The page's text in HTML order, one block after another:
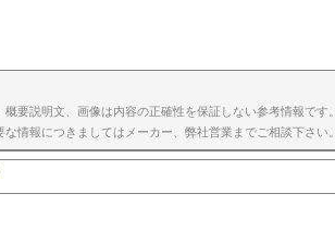
要説明文、画像は内容の正確性を保証しない参考情報です。
な情報につきましてはメーカー、弊社営業までご相談下さい。